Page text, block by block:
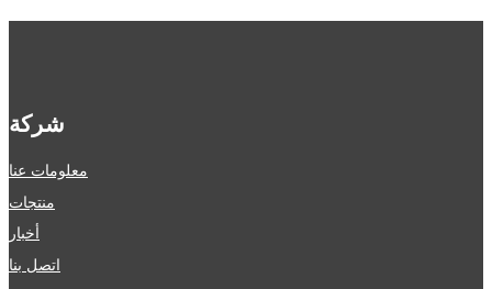
شركة
معلومات عنا
منتجات
أخبار
اتصل بنا